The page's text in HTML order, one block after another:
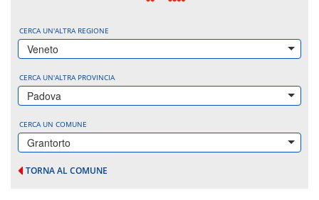
CERCA UN'ALTRA REGIONE
Veneto
CERCA UN'ALTRA PROVINCIA
Padova
CERCA UN COMUNE
Grantorto
TORNA AL COMUNE